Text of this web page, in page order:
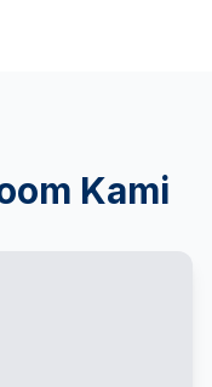
Kami